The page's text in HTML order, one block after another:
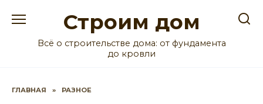
Строим дом
Всё о строительстве дома: от фундамента
до кровли
ГЛАВНАЯ » РАЗНОЕ